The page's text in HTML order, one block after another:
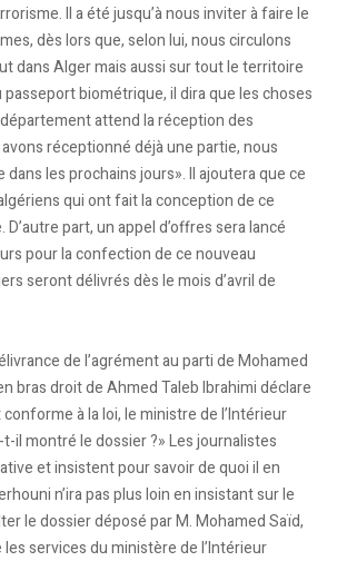
Il a été jusqu’à nous inviter à faire le
dès lors que, selon lui, nous circulons
dans Alger mais aussi sur tout le territoire
biométrique, il dira que les choses
attend la réception des
réceptionné déjà une partie, nous
les prochains jours». Il ajoutera que ce
qui ont fait la conception de ce
part, un appel d’offres sera lancé
pour la confection de ce nouveau
seront délivrés dès le mois d’avril de
de l’agrément au parti de Mohamed
bras droit de Ahmed Taleb Ibrahimi déclare
à la loi, le ministre de l’Intérieur
il montré le dossier ?» Les journalistes
et insistent pour savoir de quoi il en
n’ira pas plus loin en insistant sur le
le dossier déposé par M. Mohamed Saïd,
services du ministère de l’Intérieur